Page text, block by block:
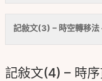
記敍文(3) – 時空轉移法
記敍文(4) – 時